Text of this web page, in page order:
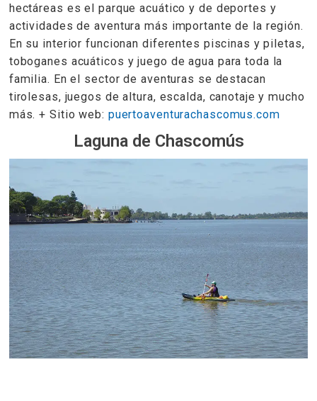
hectáreas es el parque acuático y de deportes y
actividades de aventura más importante de la región.
En su interior funcionan diferentes piscinas y piletas,
toboganes acuáticos y juego de agua para toda la
familia. En el sector de aventuras se destacan
tirolesas, juegos de altura, escalda, canotaje y mucho
más. + Sitio web: puertoaventurachascomus.com
Laguna de Chascomús